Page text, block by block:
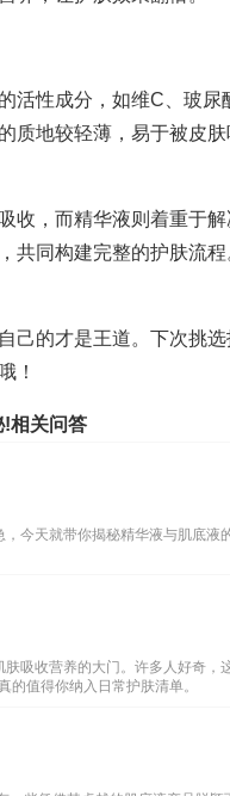
活性成分，如维C、玻
质地较轻薄，易于被皮
收，而精华液则着重于
共同构建完整的护肤流
己的才是王道。下次挑
！
!相关问答
今天就带你揭秘精华液与肌底液
吸收营养的大门。许多人好奇，
的值得你纳入日常护肤清单。